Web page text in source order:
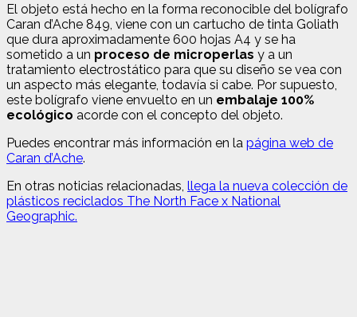
El objeto está hecho en la forma reconocible del bolígrafo
Caran d’Ache 849, viene con un cartucho de tinta Goliath
que dura aproximadamente 600 hojas A4 y se ha
sometido a un proceso de microperlas y a un
tratamiento electrostático para que su diseño se vea con
un aspecto más elegante, todavía si cabe. Por supuesto,
este bolígrafo viene envuelto en un embalaje 100%
ecológico acorde con el concepto del objeto.
Puedes encontrar más información en la página web de
Caran d’Ache.
En otras noticias relacionadas, llega la nueva colección de
plásticos reciclados The North Face x National
Geographic.